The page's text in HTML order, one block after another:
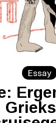
Essay